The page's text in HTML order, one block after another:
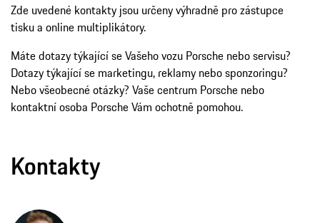
Zde uvedené kontakty jsou určeny výhradně pro zástupce
tisku a online multiplikátory.
Máte dotazy týkající se Vašeho vozu Porsche nebo servisu?
Dotazy týkající se marketingu, reklamy nebo sponzoringu?
Nebo všeobecné otázky? Vaše centrum Porsche nebo
kontaktní osoba Porsche Vám ochotně pomohou.
Kontakty